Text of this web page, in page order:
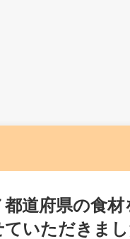
道府県の食
いただきまし